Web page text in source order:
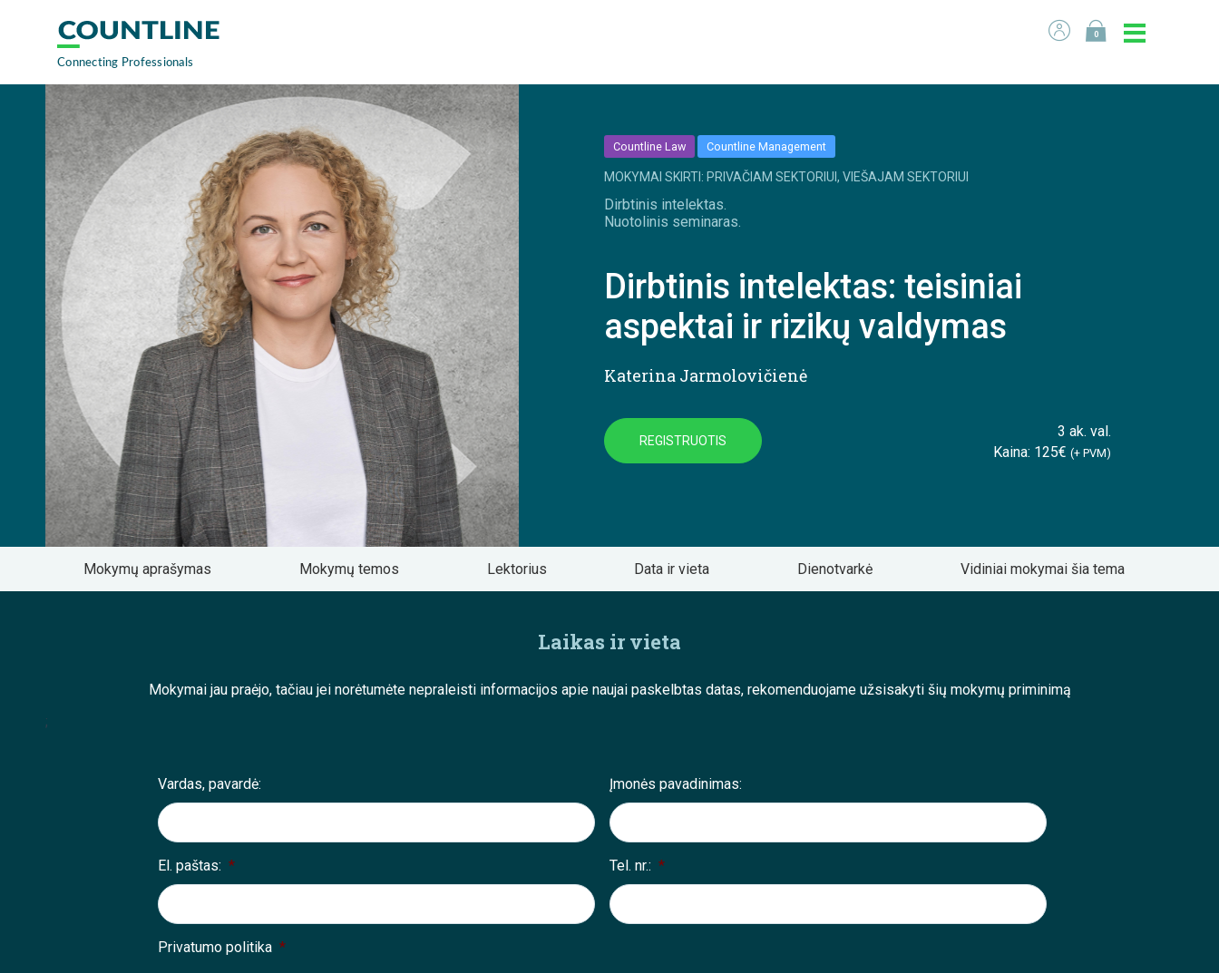
0
Countline Law Countline Management
MOKYMAI SKIRTI: PRIVAČIAM SEKTORIUI, VIEŠAJAM SEKTORIUI
Dirbtinis intelektas.
Nuotolinis seminaras.
Dirbtinis intelektas: teisiniai
aspektai ir rizikų valdymas
Katerina Jarmolovičienė
REGISTRUOTIS
3 ak. val.
Kaina: 125€ (+ PVM)
Mokymų aprašymas Mokymų temos Lektorius Data ir vieta Dienotvarkė Vidiniai mokymai šia tema
Laikas ir vieta
Mokymai jau praėjo, tačiau jei norėtumėte nepraleisti informacijos apie naujai paskelbtas datas, rekomenduojame užsisakyti šių mokymų priminimą
;
Vardas, pavardė: Įmonės pavadinimas:
El. paštas: * Tel. nr.: *
Privatumo politika *